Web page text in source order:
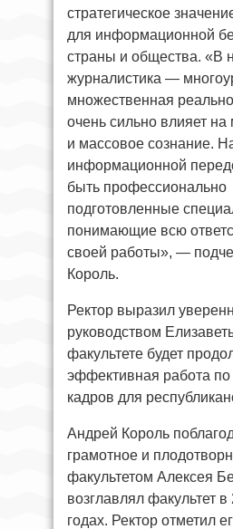
стратегическое
для информационной
страны и общества. «В
журналистика —
множественная
очень сильно влияет
и массовое сознание.
информационной
быть профессионально
подготовленные
понимающие всю
своей работы», —
Король.
Ректор выразил
руководством
факультете будет
эффективная работа по
кадров для
Андрей Король
грамотное и
факультетом Алексея
возглавлял факультет
годах. Ректор отметил